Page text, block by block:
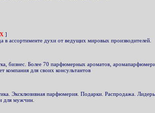
X ]
в ассортименте духи от ведущих мировых производителей.
бизнес. Более 70 парфюмерных ароматов,
компания для своих консультантов
Эксклюзивная парфюмерия. Подарки. Распродажа.
для мужчин.